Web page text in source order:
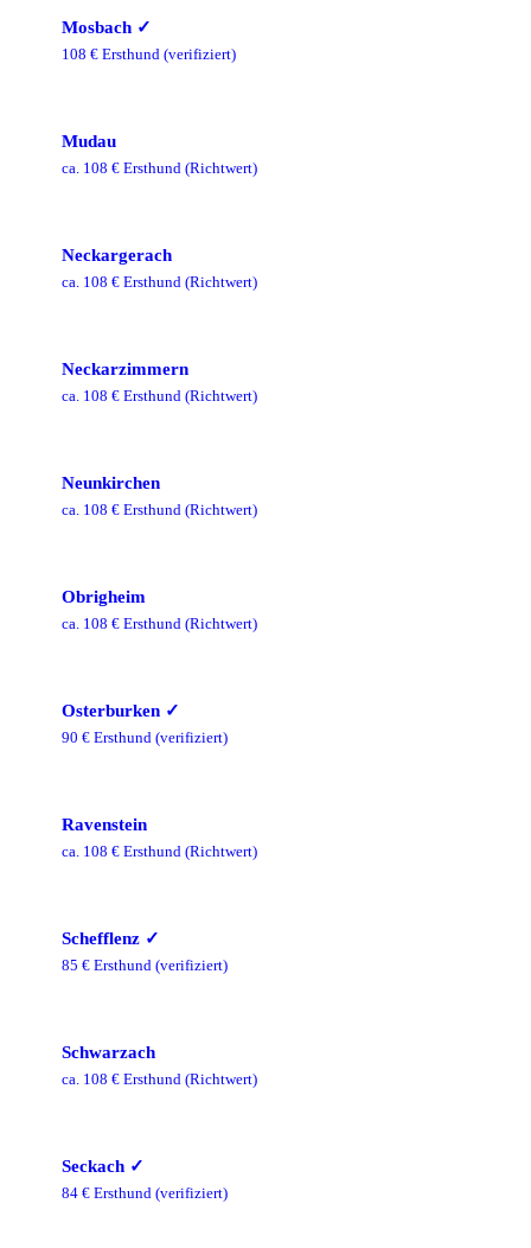
Mosbach ✓
108 € Ersthund (verifiziert)
Mudau
ca. 108 € Ersthund (Richtwert)
Neckargerach
ca. 108 € Ersthund (Richtwert)
Neckarzimmern
ca. 108 € Ersthund (Richtwert)
Neunkirchen
ca. 108 € Ersthund (Richtwert)
Obrigheim
ca. 108 € Ersthund (Richtwert)
Osterburken ✓
90 € Ersthund (verifiziert)
Ravenstein
ca. 108 € Ersthund (Richtwert)
Schefflenz ✓
85 € Ersthund (verifiziert)
Schwarzach
ca. 108 € Ersthund (Richtwert)
Seckach ✓
84 € Ersthund (verifiziert)